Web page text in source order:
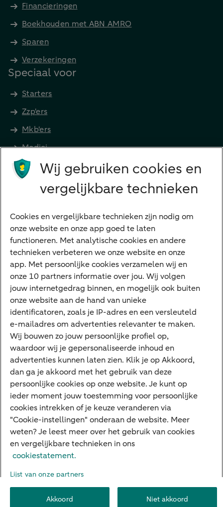
Financieringen
Boekhouden met ABN AMRO
Sparen
Verzekeringen
Speciaal voor
Starters
Zzp'ers
Mkb'ers
Medici
Advocaten en notarissen
Diensten
VraagHugo
Corporate Finance
Tikkie zakelijk
Cyber Veilig & Zeker
Private Banking
Interessant
Sectoren & trends
Ondernemersverhalen
Valutacentrum
Alles over PSD2
Business Community
Over ABN AMRO
Toegankelijkheid
PrivacyDisclaimerCookie-instellingen
Wij gebruiken cookies en
vergelijkbare technieken
Cookies en vergelijkbare technieken zijn nodig om
onze website en onze app goed te laten
functioneren. Met analytische cookies en andere
technieken verbeteren we onze website en onze
app. Met persoonlijke cookies verzamelen wij en
onze 10 partners informatie over jou. Wij volgen
jouw internetgedrag binnen, en mogelijk ook buiten
onze website aan de hand van unieke
identificatoren, zoals je IP-adres en een versleuteld
e-mailadres om advertenties relevanter te maken.
Wij bouwen zo jouw persoonlijke profiel op,
waardoor wij je gepersonaliseerde inhoud en
advertenties kunnen laten zien. Klik je op Akkoord,
dan ga je akkoord met het gebruik van deze
persoonlijke cookies op onze website. Je kunt op
ieder moment jouw toestemming voor persoonlijke
cookies intrekken of je keuze veranderen via
"Cookie-instellingen" onderaan de website. Meer
weten? Je leest meer over het gebruik van cookies
en vergelijkbare technieken in ons
cookiestatement.
Lijst van onze partners
Akkoord Niet akkoord